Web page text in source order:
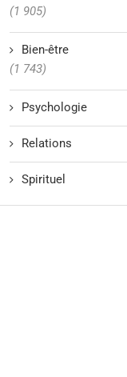
(1 905)
Bien-être
(1 743)
Psychologie
Relations
Spirituel